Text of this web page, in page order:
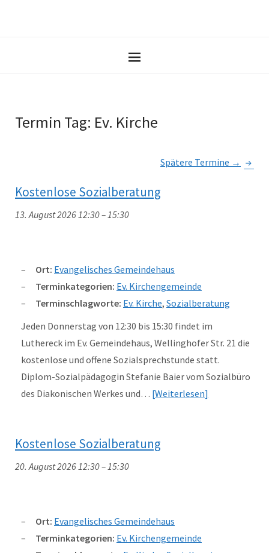
Termin Tag: Ev. Kirche
Spätere Termine →
Kostenlose Sozialberatung
13. August 2026 12:30–15:30
Ort: Evangelisches Gemeindehaus
Terminkategorien: Ev. Kirchengemeinde
Terminschlagworte: Ev. Kirche, Sozialberatung
Jeden Donnerstag von 12:30 bis 15:30 findet im
Luthereck im Ev. Gemeindehaus, Wellinghofer Str. 21 die
kostenlose und offene Sozialsprechstunde statt.
Diplom-Sozialpädagogin Stefanie Baier vom Sozialbüro
des Diakonischen Werkes und… Weiterlesen
Kostenlose Sozialberatung
20. August 2026 12:30–15:30
Ort: Evangelisches Gemeindehaus
Terminkategorien: Ev. Kirchengemeinde